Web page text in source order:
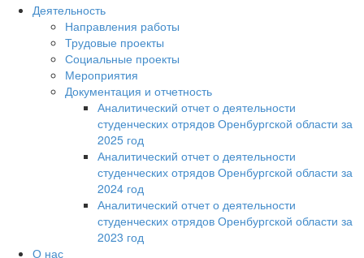
Деятельность
Направления работы
Трудовые проекты
Социальные проекты
Мероприятия
Документация и отчетность
Аналитический отчет о деятельности
студенческих отрядов Оренбургской области за
2025 год
Аналитический отчет о деятельности
студенческих отрядов Оренбургской области за
2024 год
Аналитический отчет о деятельности
студенческих отрядов Оренбургской области за
2023 год
О нас